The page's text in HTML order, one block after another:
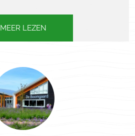
MEER LEZEN